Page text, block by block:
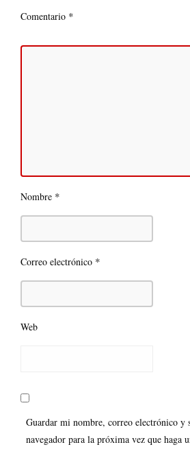
Comentario *
Nombre *
Correo electrónico *
Web
Guardar mi nombre, correo electrónico y
navegador para la próxima vez que haga